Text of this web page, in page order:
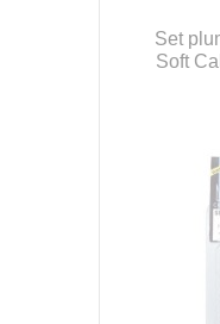
Set
Soft